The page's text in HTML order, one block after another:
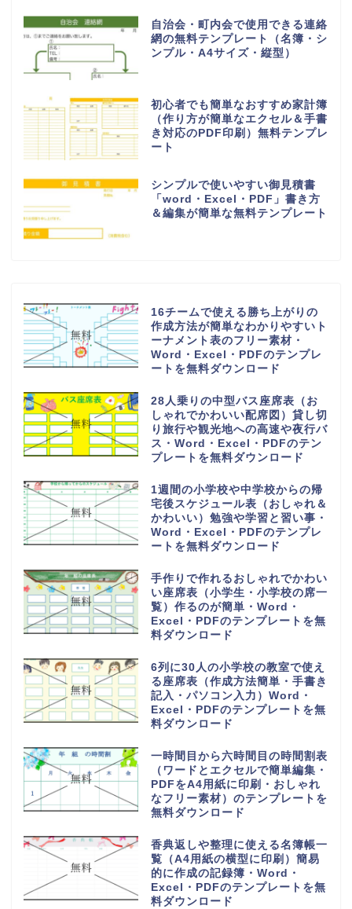
自治会・町内会で使用できる連絡
網の無料テンプレート（名簿・シ
ンプル・A4サイズ・縦型）
初心者でも簡単なおすすめ家計簿
（作り方が簡単なエクセル＆手書
き対応のPDF印刷）無料テンプレ
ート
シンプルで使いやすい御見積書
「word・Excel・PDF」書き方
＆編集が簡単な無料テンプレート
16チームで使える勝ち上がりの
作成方法が簡単なわかりやすいト
ーナメント表のフリー素材・
Word・Excel・PDFのテンプレ
ートを無料ダウンロード
28人乗りの中型バス座席表（お
しゃれでかわいい配席図）貸し切
り旅行や観光地への高速や夜行バ
ス・Word・Excel・PDFのテン
プレートを無料ダウンロード
1週間の小学校や中学校からの帰
宅後スケジュール表（おしゃれ＆
かわいい）勉強や学習と習い事・
Word・Excel・PDFのテンプレ
ートを無料ダウンロード
手作りで作れるおしゃれでかわい
い座席表（小学生・小学校の席一
覧）作るのが簡単・Word・
Excel・PDFのテンプレートを無
料ダウンロード
6列に30人の小学校の教室で使え
る座席表（作成方法簡単・手書き
記入・パソコン入力）Word・
Excel・PDFのテンプレートを無
料ダウンロード
一時間目から六時間目の時間割表
（ワードとエクセルで簡単編集・
PDFをA4用紙に印刷・おしゃれ
なフリー素材）のテンプレートを
無料ダウンロード
香典返しや整理に使える名簿帳一
覧（A4用紙の横型に印刷）簡易
的に作成の記録簿・Word・
Excel・PDFのテンプレートを無
料ダウンロード